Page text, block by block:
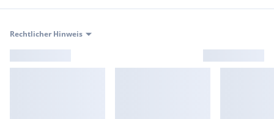
Rechtlicher Hinweis